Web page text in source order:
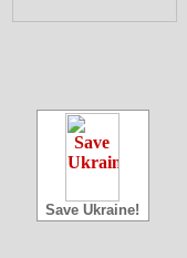
Save Ukraine!